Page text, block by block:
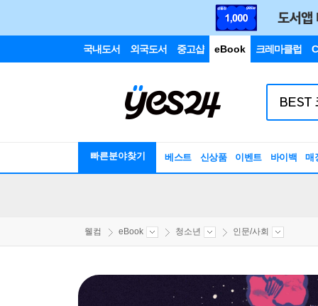
국내도서 외국도서 중고샵 eBook 크레마클럽
빠른분야찾기 베스트 신상품 이벤트 바이백 매
웰컴 eBook 청소년 인문/사회